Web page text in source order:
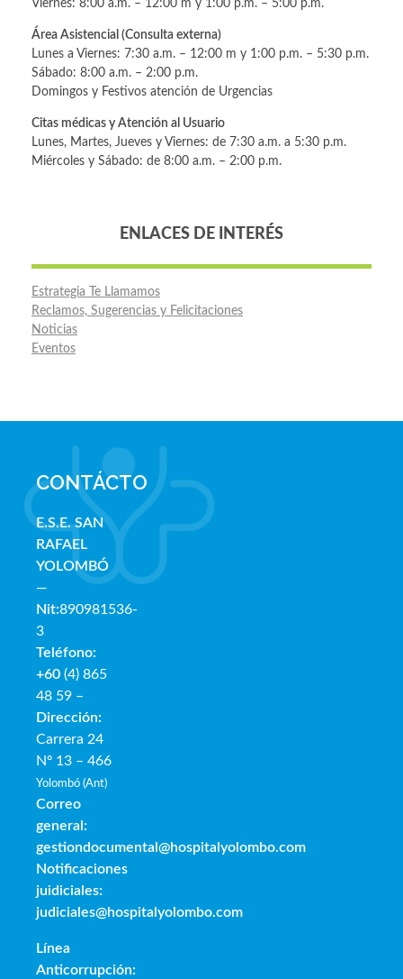
Viernes: 8:00 a.m. – 12:00 m y 1:00 p.m. – 5:00 p.m.
Área Asistencial (Consulta externa)
Lunes a Viernes: 7:30 a.m. – 12:00 m y 1:00 p.m. – 5:30 p.m.
Sábado: 8:00 a.m. – 2:00 p.m.
Domingos y Festivos atención de Urgencias
Citas médicas y Atención al Usuario
Lunes, Martes, Jueves y Viernes: de 7:30 a.m. a 5:30 p.m.
Miércoles y Sábado: de 8:00 a.m. – 2:00 p.m.
ENLACES DE INTERÉS
Estrategia Te Llamamos
Reclamos, Sugerencias y Felicitaciones
Noticias
Eventos
CONTÁCTO
E.S.E. SAN
RAFAEL
YOLOMBÓ
—
Nit:890981536-
3
Teléfono:
+60 (4) 865
48 59 –
Dirección:
Carrera 24
Nº 13 – 466
Yolombó (Ant)
Correo
general:
gestiondocumental@hospitalyolombo.com
Notificaciones
juidiciales:
judiciales@hospitalyolombo.com
Línea
Anticorrupción: